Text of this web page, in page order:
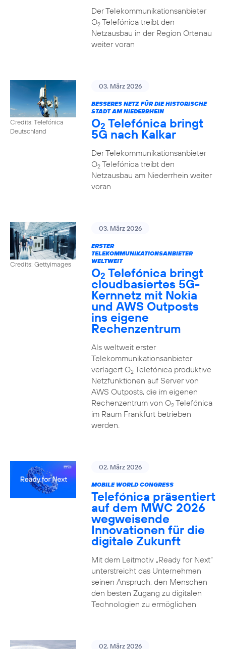
Der Telekommunikationsanbieter
O2Telefónica treibt den
Netzausbau in der Region Ortenau
weiter voran
Credits: Telefónica
Deutschland
03. März 2026
BESSERES NETZ FÜR DIE HISTORISCHE
STADT AM NIEDERRHEIN
O2 Telefónica bringt
5G nach Kalkar
Der Telekommunikationsanbieter
O2Telefónica treibt den
Netzausbau am Niederrhein weiter
voran
Credits: Gettyimages
03. März 2026
ERSTER
TELEKOMMUNIKATIONSANBIETER
WELTWEIT
O2 Telefónica bringt
cloudbasiertes 5G-
Kernnetz mit Nokia
und AWS Outposts
ins eigene
Rechenzentrum
Als weltweit erster
Telekommunikationsanbieter
verlagert O2Telefónica produktive
Netzfunktionen auf Server von
AWS Outposts, die im eigenen
Rechenzentrum von O2Telefónica
im Raum Frankfurt betrieben
werden.
02. März 2026
MOBILE WORLD CONGRESS
Telefónica präsentiert
auf dem MWC 2026
wegweisende
Innovationen für die
digitale Zukunft
Mit dem Leitmotiv „Ready for Next“
unterstreicht das Unternehmen
seinen Anspruch, den Menschen
den besten Zugang zu digitalen
Technologien zu ermöglichen
02. März 2026